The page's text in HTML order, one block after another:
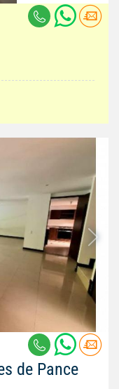
de Pance